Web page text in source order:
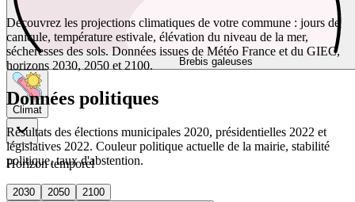
Brebis galeuses
Climat
Horizon temporel
2030 2050
2100
Découvrez les projections climatiques de votre commune : jours de
canicule, température estivale, élévation du niveau de la mer,
sécheresses des sols. Données issues de Météo France et du GIEC,
horizons 2030, 2050 et 2100.
Données politiques
Résultats des élections municipales 2020, présidentielles 2022 et
législatives 2022. Couleur politique actuelle de la mairie, stabilité
politique, taux d'abstention.